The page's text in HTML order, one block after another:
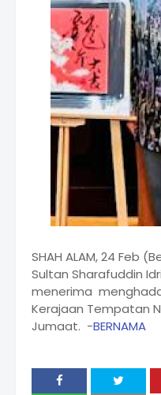
SHAH ALAM, 24 Feb
Sultan Sharafuddin
menerima
Kerajaan Tempatan
Jumaat. -BERNAMA